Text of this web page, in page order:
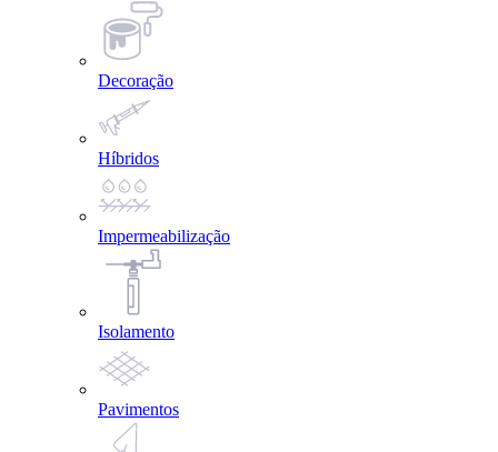
Decoração
Híbridos
Impermeabilização
Isolamento
Pavimentos